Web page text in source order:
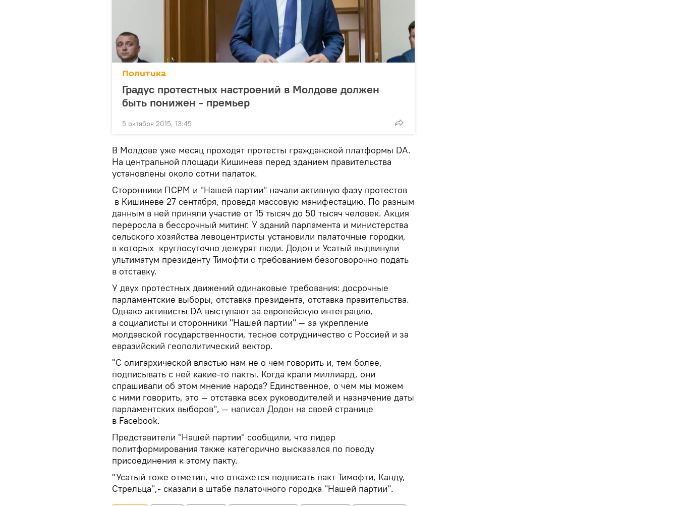
Политика
Градус протестных настроений в Молдове должен
быть понижен - премьер
5 октября 2015, 13:45
В Молдове уже месяц проходят протесты гражданской платформы DA.
На центральной площади Кишинева перед зданием правительства
установлены около сотни палаток.
Сторонники ПСРМ и "Нашей партии" начали активную фазу протестов
в Кишиневе 27 сентября, проведя массовую манифестацию. По разным
данным в ней приняли участие от 15 тысяч до 50 тысяч человек. Акция
переросла в бессрочный митинг. У зданий парламента и министерства
сельского хозяйства левоцентристы установили палаточные городки,
в которых круглосуточно дежурят люди. Додон и Усатый выдвинули
ультиматум президенту Тимофти с требованием безоговорочно подать
в отставку.
У двух протестных движений одинаковые требования: досрочные
парламентские выборы, отставка президента, отставка правительства.
Однако активисты DA выступают за европейскую интеграцию,
а социалисты и сторонники "Нашей партии" — за укрепление
молдавской государственности, тесное сотрудничество с Россией и за
евразийский геополитический вектор.
"С олигархической властью нам не о чем говорить и, тем более,
подписывать с ней какие-то пакты. Когда крали миллиард, они
спрашивали об этом мнение народа? Единственное, о чем мы можем
с ними говорить, это — отставка всех руководителей и назначение даты
парламентских выборов", — написал Додон на своей странице
в Facebook.
Представители "Нашей партии" сообщили, что лидер
политформирования также категорично высказался по поводу
присоединения к этому пакту.
"Усатый тоже отметил, что откажется подписать пакт Тимофти, Канду,
Стрельца",- сказали в штабе палаточного городка "Нашей партии".